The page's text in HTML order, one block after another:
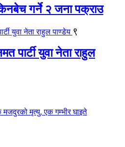
गर्ने २ जना पक्राउ
९
पार्टी युवा नेता राहुल
मृत्यु, एक गम्भीर घाइते